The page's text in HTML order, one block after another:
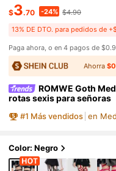
$3.70 -24% $4.90
13% DE DTO. para pedidos de
Paga ahora, o en 4 pagos de
Ahorra
ROMWE Goth
rotas sexis para señoras
#1 Más vendidos en
Color: Negro